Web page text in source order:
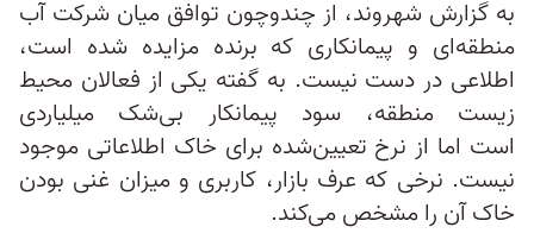
به گزارش شهروند، از چندوچون توافق میان شرکت آب
منطقه‌ای و پیمانکاری که برنده مزایده شده است،
اطلاعی در دست نیست. به گفته یکی از فعالان محیط‌
زیست منطقه، سود پیمانکار بی‌شک میلیاردی
است اما از نرخ تعیین‌شده برای خاک اطلاعاتی موجود
نیست. نرخی که عرف بازار، کاربری و میزان غنی بودن
خاک آن را مشخص می‌کند.